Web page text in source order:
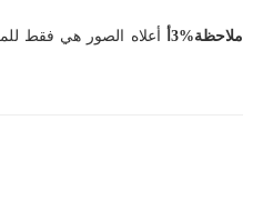
ملاحظة%3أ
أعلاه الصور هي فقط